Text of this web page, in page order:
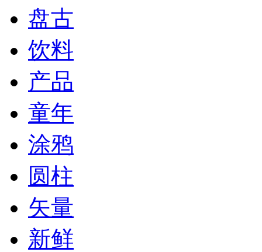
盘古
饮料
产品
童年
涂鸦
圆柱
矢量
新鲜